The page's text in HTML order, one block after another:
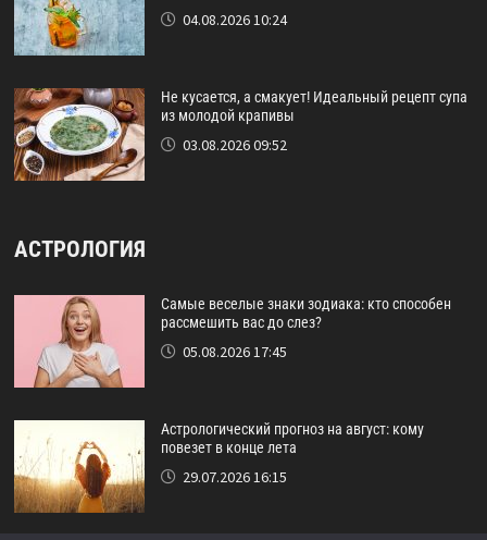
04.08.2026 10:24
Не кусается, а смакует! Идеальный рецепт супа
из молодой крапивы
03.08.2026 09:52
АСТРОЛОГИЯ
Самые веселые знаки зодиака: кто способен
рассмешить вас до слез?
05.08.2026 17:45
Астрологический прогноз на август: кому
повезет в конце лета
29.07.2026 16:15